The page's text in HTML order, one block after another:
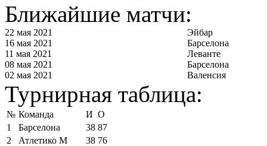
Ближайшие матчи:
22 мая 2021
Эйбар
16 мая 2021
Барселона
11 мая 2021
Леванте
08 мая 2021
Барселона
02 мая 2021
Валенсия
Турнирная таблица:
№ Команда И О
1
Барселона 38 87
2
Атлетико М 38 76